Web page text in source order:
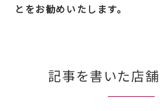
とをお勧めいたします。
記事を書いた店